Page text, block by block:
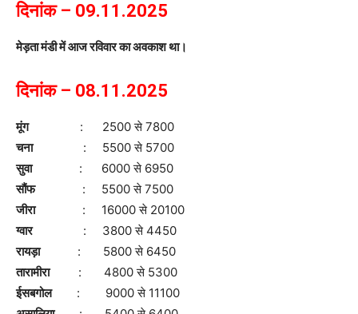
दिनांक – 09.11.2025
मेड़ता मंडी में आज रविवार का अवकाश था।
दिनांक – 08.11.2025
मूंग: 2500 से 7800
चना : 5500 से 5700
सुवा : 6000 से 6950
सौंफ
: 5500 से 7500
जीरा : 16000 से 20100
ग्वार
: 3800 से 4450
रायड़ा : 5800 से 6450
तारामीरा: 4800 से 5300
ईसबगोल
: 9000 से 11100